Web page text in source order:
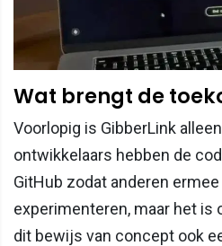
Wat brengt de
Voorlopig is GibberLink
ontwikkelaars hebben de
GitHub zodat anderen
experimenteren, maar het is
dit bewijs van concept ook